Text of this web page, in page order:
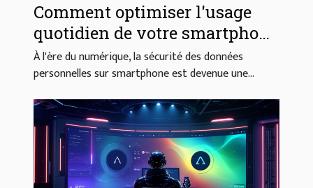
Comment optimiser l'usage
quotidien de votre smartphone
pour plus de sécurité?
À l'ère du numérique, la sécurité des données
personnelles sur smartphone est devenue une...